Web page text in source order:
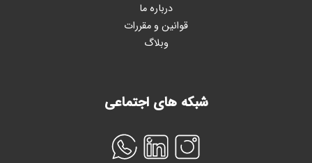
درباره ما
قوانین و مقررات
وبلاگ
شبکه های اجتماعی